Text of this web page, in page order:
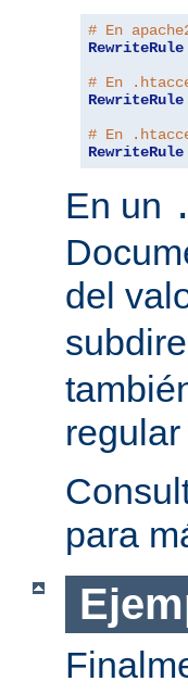
# En
RewriteRule
# En
RewriteRule
# En
RewriteRule
En un
del
para